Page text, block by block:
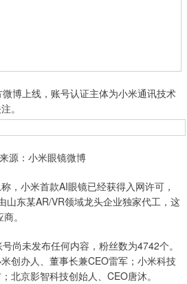
上线，账号认证主体为小米通讯技术
。
源：小米眼镜微博
小米首款AI眼镜已经获得入网许可，
山东某AR/VR领域龙头企业独家代工，这
。
未发布任何内容，粉丝数为4742个。
创办人、董事长兼CEO雷军；小米科技
北京影智科技创始人、CEO唐沐。